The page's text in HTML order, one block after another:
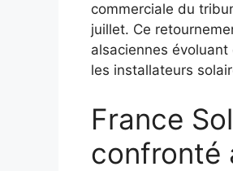
commerciale du
juillet. Ce
alsaciennes
les installateurs
France
confronté